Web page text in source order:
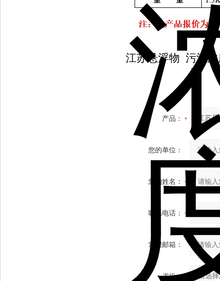
江苏悬浮物 污泥
产品：
您的单位：
您的姓名：
联系电话：
常用邮箱：
省份：